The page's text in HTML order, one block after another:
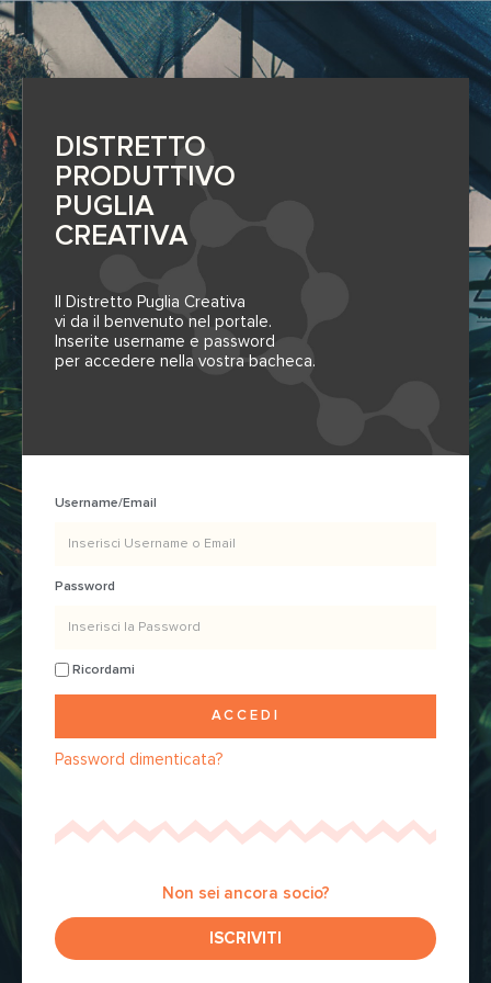
DISTRETTO
PRODUTTIVO
PUGLIA
CREATIVA
Il Distretto Puglia Creativa
vi da il benvenuto nel portale.
Inserite username e password
per accedere nella vostra bacheca.
Username/Email
Password
Ricordami
ACCEDI
Password dimenticata?
Non sei ancora socio?
ISCRIVITI